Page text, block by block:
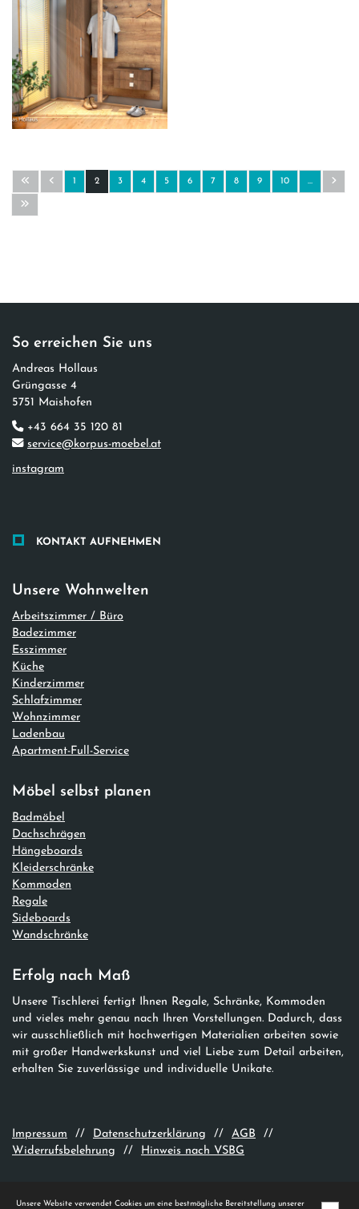
1 2 3 4 5 6 7 8 9 10 …
So erreichen Sie uns
Andreas Hollaus​
Grüngasse 4
5751 Maishofen
+43 664 35 120 81
service@korpus-moebel.at
instagram
KONTAKT AUFNEHMEN
Unsere Wohnwelten
Arbeitszimmer / Büro
Badezimmer
Esszimmer
Küche
Kinderzimmer
Schlafzimmer
Wohnzimmer
Ladenbau
Apartment-Full-Service
Möbel selbst planen
Badmöbel
Dachschrägen
Hängeboards
Kleiderschränke
Kommoden
Regale
Sideboards
Wandschränke
Erfolg nach Maß
Unsere Tischlerei fertigt Ihnen Regale, Schränke, Kommoden
und vieles mehr genau nach Ihren Vorstellungen. Dadurch, dass
wir ausschließlich mit hochwertigen Materialien arbeiten sowie
mit großer Handwerkskunst und viel Liebe zum Detail arbeiten,
erhalten Sie zuverlässige und individuelle Unikate.
Impressum // Datenschutzerklärung // AGB //
Widerrufsbelehrung // Hinweis nach VSBG
Unsere Website verwendet Cookies um eine bestmögliche Bereitstellung unserer